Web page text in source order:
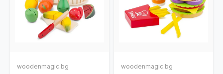
woodenmagic.bg woodenmagic.bg